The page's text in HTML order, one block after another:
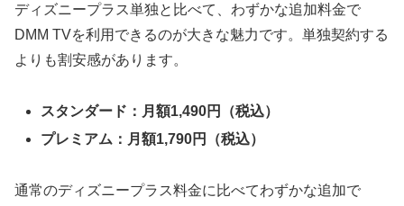
ディズニープラス単独と比べて、わずかな追加料金で
DMM TVを利用できるのが大きな魅力です。単独契約する
よりも割安感があります。
スタンダード：月額1,490円（税込）
プレミアム：月額1,790円（税込）
通常のディズニープラス料金に比べてわずかな追加で